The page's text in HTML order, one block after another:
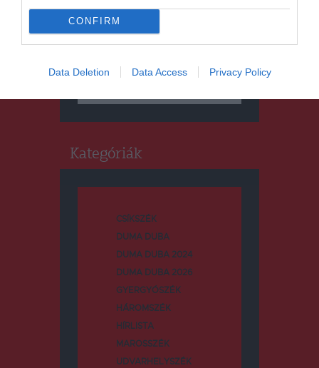
CONFIRM
Data Deletion Data Access Privacy Policy
Keresés
Keresés:
Kategóriák
CSÍKSZÉK
DUMA DUBA
DUMA DUBA 2024
DUMA DUBA 2026
GYERGYÓSZÉK
HÁROMSZÉK
HÍRLISTA
MAROSSZÉK
UDVARHELYSZÉK